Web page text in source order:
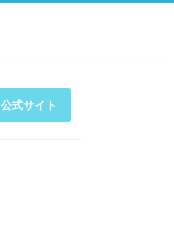
公式サイト